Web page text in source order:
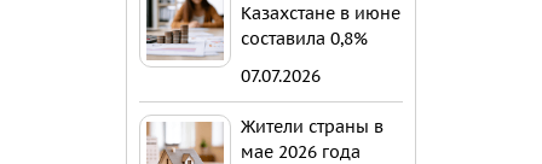
Казахстане в июне
составила 0,8%
07.07.2026
Жители страны в
мае 2026 года